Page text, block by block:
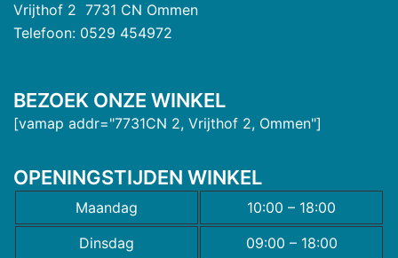
Vrijthof 2 7731 CN Ommen
Telefoon: 0529 454972
BEZOEK ONZE WINKEL
[vamap addr="7731CN 2, Vrijthof 2, Ommen"]
OPENINGSTIJDEN WINKEL
Maandag
10:00 – 18:00
Dinsdag
09:00 – 18:00